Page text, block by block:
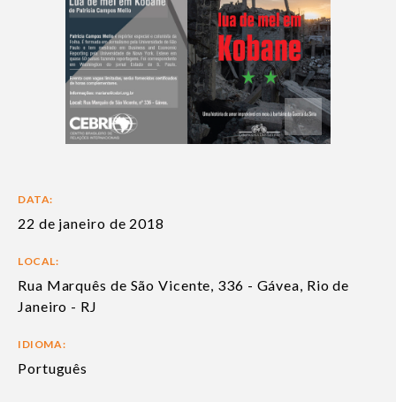
DATA:
22 de janeiro de 2018
LOCAL:
Rua Marquês de São Vicente, 336 - Gávea, Rio de
Janeiro - RJ
IDIOMA:
Português